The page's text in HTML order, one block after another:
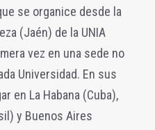
se organice desde la
(Jaén) de la UNIA
vez en una sede no
Universidad. En sus
en La Habana (Cuba),
y Buenos Aires